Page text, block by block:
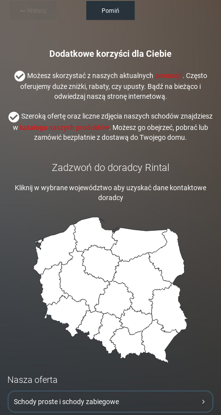
Pomiń
Dodatkowe korzyści dla Ciebie
Możesz skorzystać z naszych aktualnych promocji. Często
oferujemy duże zniżki, rabaty, czy upusty. Bądź na bieżąco i
odwiedzaj naszą stronę internetową.
Szeroką ofertę oraz liczne zdjęcia naszych schodów znajdziesz
w katalogu naszych produktów. Możesz go obejrzeć, pobrać lub
zamówić bezpłatnie z dostawą do Twojego domu.
Zadzwoń do doradcy Rintal
Kliknij w wybrane województwo aby uzyskać dane kontaktowe
doradcy
Nasza oferta
Schody proste i schody zabiegowe